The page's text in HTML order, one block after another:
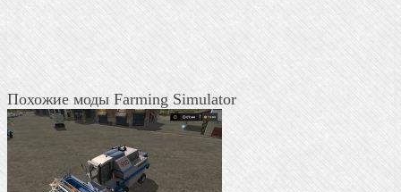
Похожие моды Farming Simulator